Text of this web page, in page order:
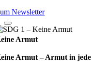
Newsletter
Armut
Armut – Armut in